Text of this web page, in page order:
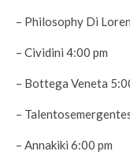
– Philosophy Di
– Cividini 4:00 pm
– Bottega Veneta
–
– Annakiki 6:00 pm